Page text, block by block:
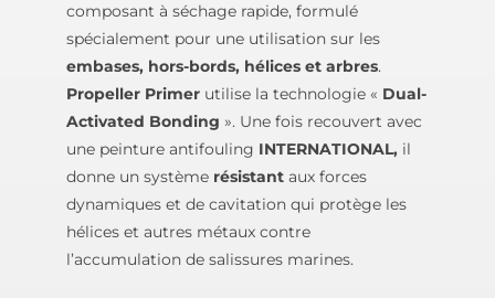
composant à séchage rapide, formulé
spécialement pour une utilisation sur les
embases, hors-bords, hélices et arbres.
Propeller Primerutilise la technologie « Dual­
Activated Bonding ». Une fois recouvert avec
une peinture antifouling INTERNATIONAL,il
donne un système résistantaux forces
dynamiques et de cavitation qui protège les
hélices et autres métaux contre
l’accumulation de salissures marines.